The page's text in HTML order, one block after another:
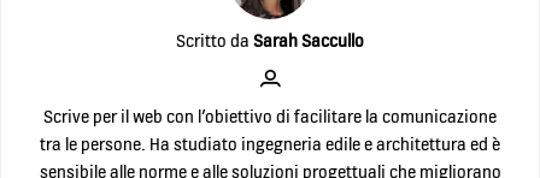
Scritto da Sarah Saccullo
Scrive per il web con l’obiettivo di facilitare la comunicazione
tra le persone. Ha studiato ingegneria edile e architettura ed è
sensibile alle norme e alle soluzioni progettuali che migliorano